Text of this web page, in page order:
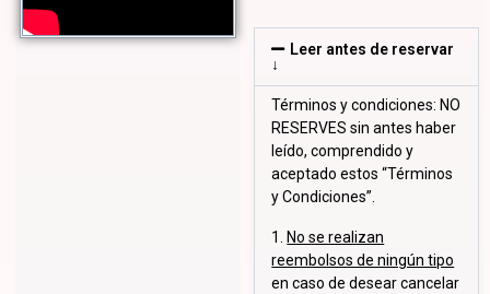
Leer antes de reservar
↓
Términos y condiciones: NO
RESERVES sin antes haber
leído, comprendido y
aceptado estos “Términos
y Condiciones”.
1.
No se realizan
reembolsos de ningún tipo
en caso de desear cancelar